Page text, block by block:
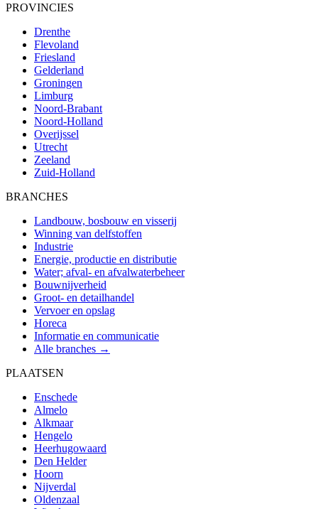
PROVINCIES
Drenthe
Flevoland
Friesland
Gelderland
Groningen
Limburg
Noord-Brabant
Noord-Holland
Overijssel
Utrecht
Zeeland
Zuid-Holland
BRANCHES
Landbouw, bosbouw en visserij
Winning van delfstoffen
Industrie
Energie, productie en distributie
Water; afval- en afvalwaterbeheer
Bouwnijverheid
Groot- en detailhandel
Vervoer en opslag
Horeca
Informatie en communicatie
Alle branches →
PLAATSEN
Enschede
Almelo
Alkmaar
Hengelo
Heerhugowaard
Den Helder
Hoorn
Nijverdal
Oldenzaal